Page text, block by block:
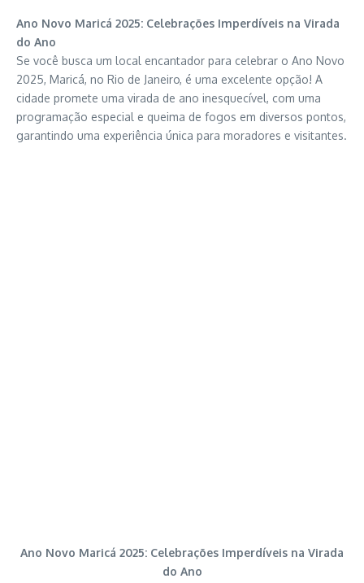
Ano Novo Maricá 2025: Celebrações Imperdíveis na Virada
do Ano
Se você busca um local encantador para celebrar o Ano Novo
2025, Maricá, no Rio de Janeiro, é uma excelente opção! A
cidade promete uma virada de ano inesquecível, com uma
programação especial e queima de fogos em diversos pontos,
garantindo uma experiência única para moradores e visitantes.
Ano Novo Maricá 2025: Celebrações Imperdíveis na Virada
do Ano